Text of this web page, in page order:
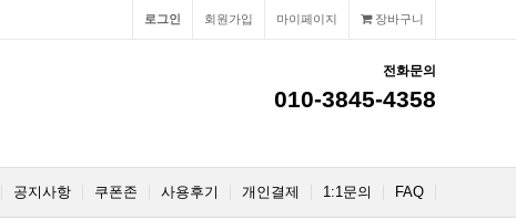
장바구니
마이페이지
회원가입
로그인
전화문의
010-3845-4358
FAQ
1:1문의
개인결제
사용후기
쿠폰존
공지사항